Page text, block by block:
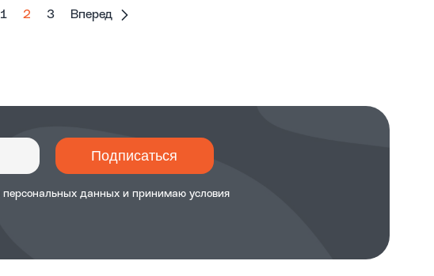
1 2 3 Вперед
Подписаться
персональных данных и принимаю условия